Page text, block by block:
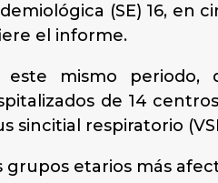
(SE) 16, en
el informe.
este mismo periodo,
de 14
sincitial respiratorio
grupos etarios más